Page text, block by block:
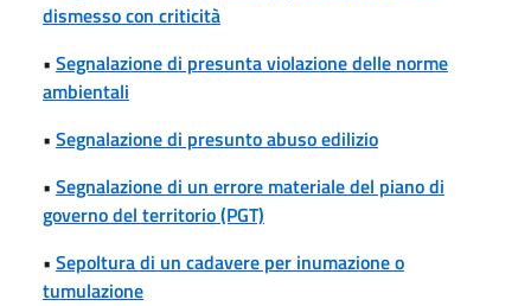
dismesso con criticità
• Segnalazione di presunta violazione delle norme
ambientali
• Segnalazione di presunto abuso edilizio
• Segnalazione di un errore materiale del piano di
governo del territorio (PGT)
• Sepoltura di un cadavere per inumazione o
tumulazione